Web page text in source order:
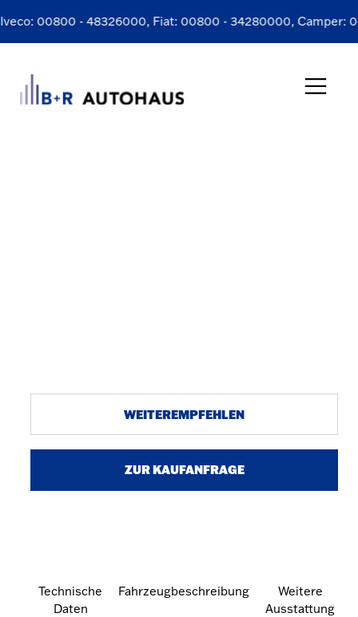
00800 - 48326000, Fiat:00800 - 34280000, Camper:
WEITEREMPFEHLEN
ZUR KAUFANFRAGE
Technische
Daten
Fahrzeugbeschreibung
Weitere
Ausstattung